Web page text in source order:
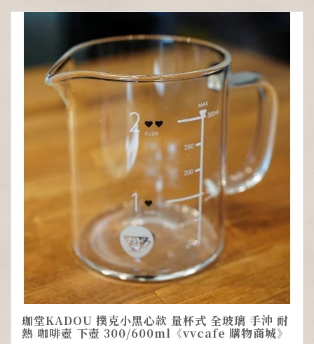
珈堂KADOU 撲克小黑心款 量杯式 全玻璃 手沖 耐
熱 咖啡壺 下壺 300/600ml《vvcafe 購物商城》